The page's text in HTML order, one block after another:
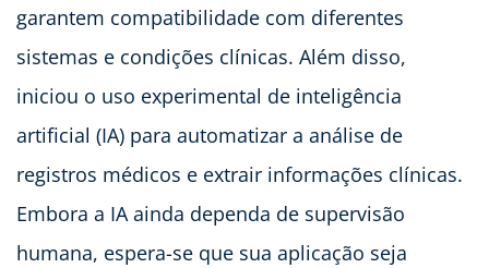
garantem compatibilidade com diferentes
sistemas e condições clínicas. Além disso,
iniciou o uso experimental de inteligência
artificial (IA) para automatizar a análise de
registros médicos e extrair informações clínicas.
Embora a IA ainda dependa de supervisão
humana, espera-se que sua aplicação seja